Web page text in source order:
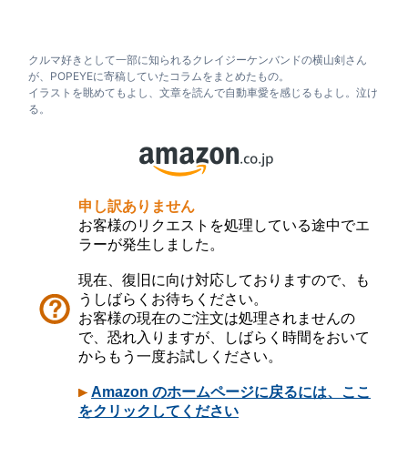
クルマ好きとして一部に知られるクレイジーケンバンドの横山剣さん
が、POPEYEに寄稿していたコラムをまとめたもの。
イラストを眺めてもよし、文章を読んで自動車愛を感じるもよし。泣け
る。